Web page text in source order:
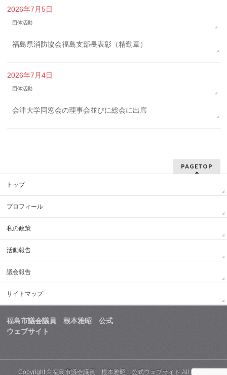
2026年7月5日
団体活動
福島県消防協会福島支部長表彰（精勤章）
2026年7月4日
団体活動
会津大学同窓会の理事会並びに総会に出席
PAGETOP
トップ
プロフィール
私の政策
活動報告
議会報告
サイトマップ
福島市議会議員 根本雅昭 公式
ウェブサイト
Copyright ©福島市議会議員 根本雅昭 公式ウェブサイト All Rights